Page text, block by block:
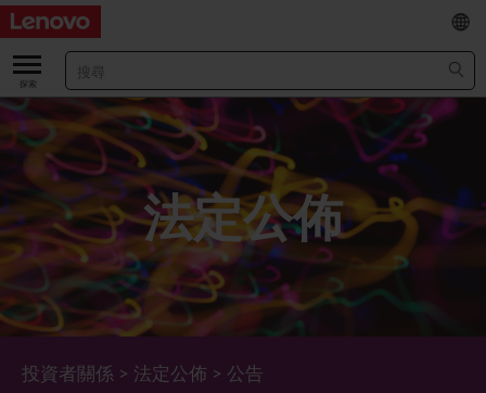
關於我們
關於公司
董事長兼首席執行官報告書
管理團隊 (英文版)
公司資料
Lenovo.com
業績及財務數據
主要財務數據
業績及推介材料
綜合損益表
綜合全面收益表
投資者
股票資料
股價資訊
新投資者
法定公佈
最新消息
年報/中期報告
企業管治
董事會
可持續發展
EN
/
简
法定公佈
投資者關係 > 法定公佈 > 公告